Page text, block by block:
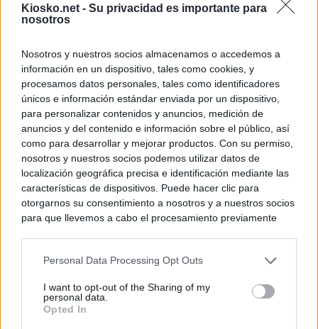
Kiosko.net - Su privacidad es importante para
nosotros
Nosotros y nuestros socios almacenamos o accedemos a
información en un dispositivo, tales como cookies, y
procesamos datos personales, tales como identificadores
únicos e información estándar enviada por un dispositivo,
para personalizar contenidos y anuncios, medición de
anuncios y del contenido e información sobre el público, así
como para desarrollar y mejorar productos. Con su permiso,
nosotros y nuestros socios podemos utilizar datos de
localización geográfica precisa e identificación mediante las
características de dispositivos. Puede hacer clic para
otorgarnos su consentimiento a nosotros y a nuestros socios
para que llevemos a cabo el procesamiento previamente
negar su consentimiento. Tenga en cuenta que algún
de su consentimiento, pero usted tiene el derecho de
rechazar tal procesamiento. Sus preferencias se aplicarán
Personal Data Processing Opt Outs
I want to opt-out of the Sharing of my
personal data.
Opted In